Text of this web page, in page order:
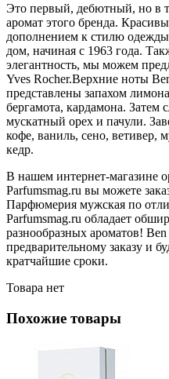
Это первый, дебютный, но в
аромат этого бренда.
дополнением к стилю
дом, начиная с 1963 года.
элегантность, мы можем
Yves Rocher.Верхние ноты
представлены запахом
бергамота, кардамона. Затем
мускатный орех и пачули.
кофе, ваниль, сено, ветивер,
кедр.
В нашем интернет-магазине
Parfumsmag.ru вы можете
Парфюмерия мужская по
Parfumsmag.ru обладает
разнообразных ароматов!
предварительному заказу и
кратчайшие сроки.
Товара нет
Похожие товары